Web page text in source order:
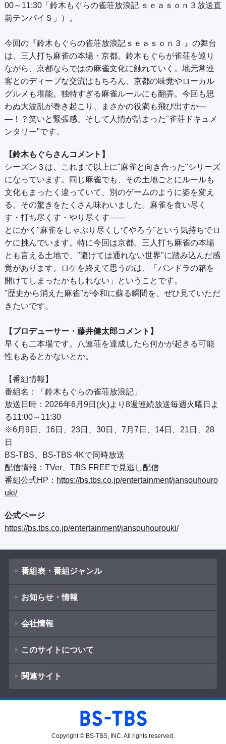
00～11:30「鈴木もぐらの雀荘放浪記 ｓｅａｓｏｎ３放送直
前テンパイＳ」）。
今回の『鈴木もぐらの雀荘放浪記ｓｅａｓｏｎ３ 』の舞台
は、三人打ち麻雀の本場・京都。鈴木もぐらが雀荘を巡り
ながら、京都ならではの麻雀文化に触れていく。地元常連
客とのディープな交流はもちろん、京都の味覚やローカル
グルメも堪能。独特すぎる麻雀ルールにも翻弄。今回も思
わぬ大波乱が巻き起こり、まさかの役満も飛び出すか―
―！？笑いと緊張感、そして人情が詰まった"雀荘ドキュメ
ンタリー"です。
【鈴木もぐらさんコメント】
シーズン３は、これまで以上に"麻雀と向き合った"シリーズ
になっています。同じ麻雀でも、その土地ごとにルールも
文化もまったく違っていて、別のゲームのように姿を変え
る。その驚きをたくさん味わいました。麻雀を食い尽く
す・打ち尽くす・やり尽くす――
とにかく"麻雀をしゃぶり尽くしてやろう"という気持ちでロ
ケに挑んでいます。特に今回は京都。三人打ち麻雀の本場
とも言える土地で、"避けては通れない世界"に踏み込んだ感
覚があります。ロケを終えて思うのは、「パンドラの箱を
開けてしまったかもしれない」ということです。
"歴史から消えた麻雀"が令和に蘇る瞬間を、ぜひ見ていただ
きたいです。
【プロデューサー・藤井健太郎コメント】
早くも二本場です。八連荘を達成したら何かが起きる可能
性もあるとかないとか。
【番組情報】
番組名：「鈴木もぐらの雀荘放浪記」
放送日時：2026年6月9日(火)より8週連続放送毎週火曜日よ
る11:00～11:30
※6月9日、16日、23日、30日、7月7日、14日、21日、28
日
BS-TBS、BS-TBS 4Kで同時放送
配信情報：TVer、TBS FREEで見逃し配信
番組公式HP： https://bs.tbs.co.jp/entertainment/jansouhouro
uki/
公式ページ
https://bs.tbs.co.jp/entertainment/jansouhourouki/
Copyright © BS-TBS, INC. All rights reserved.
番組表・番組ジャンル
番組表
番組ジャンル
ドラマ
映画
お知らせ・情報
新着情報
お知らせ
イベント
ショッピング
会社情報
会社概要
（Company Information）
採用情報
放送番組審議会
このサイトについて
著作権とリンク
サイトポリシー
ご意見・ご感想
関連サイト